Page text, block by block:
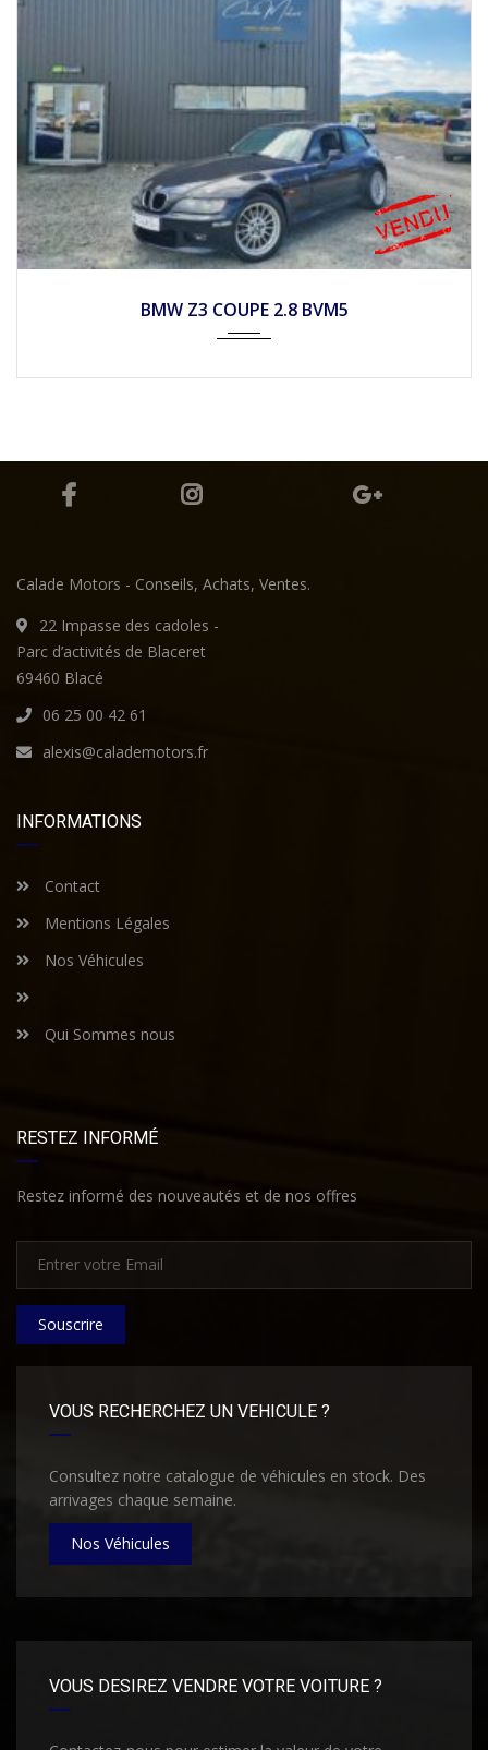
BMW Z3 COUPE 2.8 BVM5
Calade Motors - Conseils, Achats, Ventes.
22 Impasse des cadoles -
Parc d’activités de Blaceret
69460 Blacé
06 25 00 42 61
alexis@calademotors.fr
INFORMATIONS
Contact
Mentions Légales
Nos Véhicules
Qui Sommes nous
RESTEZ INFORMÉ
Restez informé des nouveautés et de nos offres
Souscrire
VOUS RECHERCHEZ UN VEHICULE ?
Consultez notre catalogue de véhicules en stock. Des
arrivages chaque semaine.
Nos Véhicules
VOUS DESIREZ VENDRE VOTRE VOITURE ?